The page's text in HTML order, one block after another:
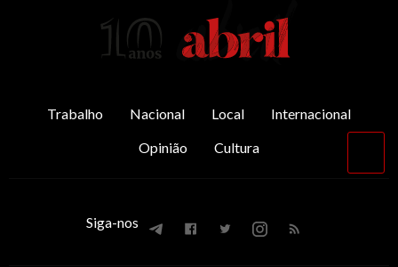
Trabalho Nacional Local
Internacional
Opinião
Cultura
Siga-nos